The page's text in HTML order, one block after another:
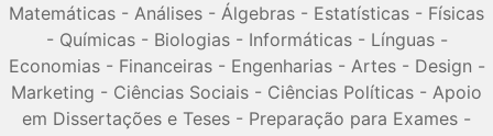
Matemáticas - Análises - Álgebras - Estatísticas - Físicas
- Químicas- Biologias- Informáticas- Línguas-
Economias- Financeiras- Engenharias- Artes- Design -
Marketing - Ciências Sociais - Ciências Políticas - Apoio
em Dissertações e Teses - Preparação para Exames -